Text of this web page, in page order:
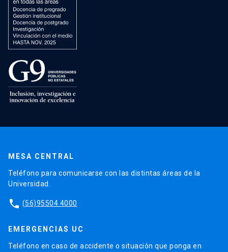
MESA CENTRAL
Teléfono para comunicarse con las distintas áreas de la
Universidad.
phone (56)95504 4000
EMERGENCIAS UC
Teléfono en caso de accidente o situación que ponga en